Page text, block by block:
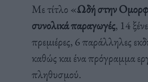
Με τίτλο «Ωδή στην
συνολικά παραγωγές, 14
πρεμιέρες, 6 παράλληλες
καθώς και ένα πρόγραμμα
πληθυσμού.